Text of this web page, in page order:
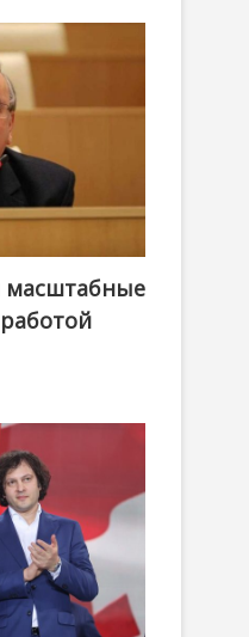
масштабные